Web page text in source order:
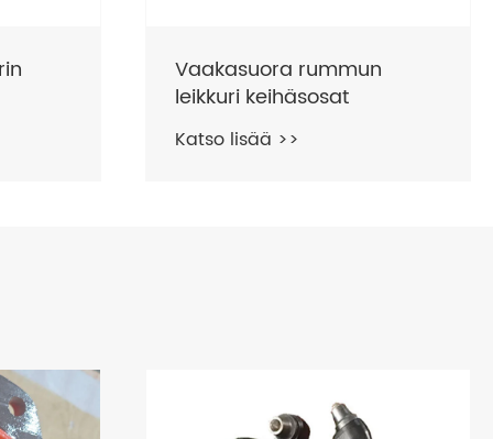
HMG -sarjan moottorin
keihäsosat
Katso lisää >>